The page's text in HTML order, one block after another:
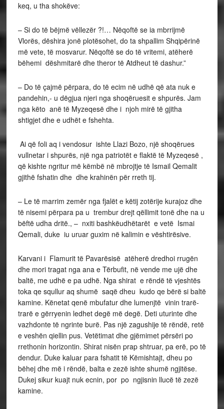
keq, u tha shokëve:
– Si do të bëjmë vëllezër ?!… Nëqoftë se ia mbrrijmë
Vlorës, dëshira jonë plotësohet, do ta shpallim Shqipërinë
më vete, të mosvarur. Nëqoftë se do të vritemi, atëherë
bëhemi dëshmitarë dhe theror të Atdheut të dashur.”
– Do të çajmë përpara, do të ecim në udhë që ata nuk e
pandehin,- u dëgjua njeri nga shoqëruesit e shpurës. Jam
nga këto anë të Myzeqesë dhe i njoh mirë të gjitha
shtigjet dhe e udhët e fshehta.
Ai që foli aq i vendosur ishte Llazi Bozo, një shoqërues
vullnetar i shpurës, një nga patriotët e flaktë të Myzeqesë ,
që kishte ngritur më këmbë në mbrojtje të Ismail Qemalit
gjithë fshatin dhe dhe krahinën për rreth tij.
– Le të marrim zemër nga fjalët e këtij zotërije kurajoz dhe
të nisemi përpara pa u trembur drejt qëllimit tonë dhe na u
bëftë udha dritë., – nxiti bashkëudhëtarët e vetë Ismai
Qemali, duke iu uruar guxim në kalimin e vështirësive.
Karvani i Flamurit të Pavarësisë atëherë dredhoi rrugën
dhe mori tragat nga ana e Tërbufit, në vende me ujë dhe
baltë, me udhë e pa udhë. Nga shirat e rëndë të vjeshtës
toka qe squllur aq shumë saqë dheu kudo qe bërë si baltë
kamine. Kënetat qenë mbufatur dhe lumenjtë vinin trarë-
trarë e gërryenin ledhet degë më degë. Deti uturinte dhe
vazhdonte të ngrinte burë. Pas një zagushije të rëndë, retë
e veshën qiellin pus. Vetëtimat dhe gjëmimet përsëri po
rrethonin horizontin. Shirat nisën prap shtruar, pa erë, po të
dendur. Duke kaluar para fshatit të Këmishtajt, dheu po
bëhej dhe më i rëndë, balta e zezë ishte shumë ngjitëse.
Dukej sikur kuajt nuk ecnin, por po ngjisnin llucë të zezë
kamine.